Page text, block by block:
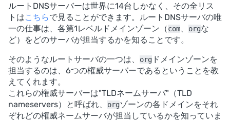
ルートDNSサーバーは世界に14台しかなく、その全リス
トはこちらで見ることができます。ルートDNSサーバの唯
一の仕事は、各第1レベルドメインゾーン（com、 orgな
ど）をどのサーバが担当するかを知ることです。
そのようなルートサーバの一つは、
org ドメインゾーンを
担当するのは、6つの権威サーバーであるということを教
えてくれます。
これらの権威サーバーは"TLDネームサーバ"（TLD
nameservers）と呼ばれ、
orgゾーンの各ドメインをそれ
ぞれどの権威ネームサーバが担当しているかを知っていま